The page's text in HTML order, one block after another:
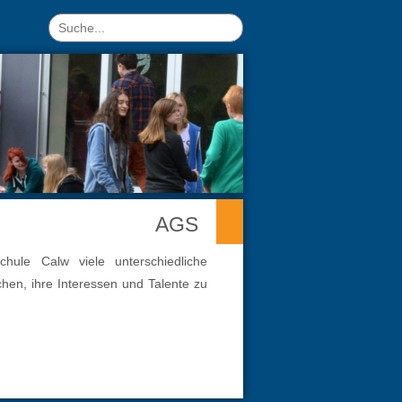
AGS
Calw viele unterschiedliche
ihre Interessen und Talente zu